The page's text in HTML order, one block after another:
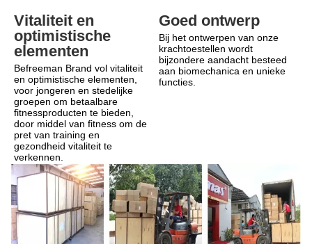
Vitaliteit en
optimistische
elementen
Befreeman Brand vol vitaliteit
en optimistische elementen,
voor jongeren en stedelijke
groepen om betaalbare
fitnessproducten te bieden,
door middel van fitness om de
pret van training en
gezondheid vitaliteit te
verkennen.
Goed ontwerp
Bij het ontwerpen van onze
krachtoestellen wordt
bijzondere aandacht besteed
aan biomechanica en unieke
functies.